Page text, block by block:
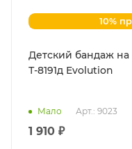
10%
Детский бандаж на
Т-8191д Evolution
Мало Арт.: 9023
1 910 ₽